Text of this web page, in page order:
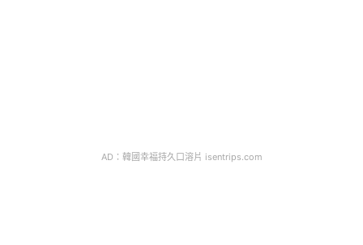
AD：韓國幸福持久口溶片 isentrips.com